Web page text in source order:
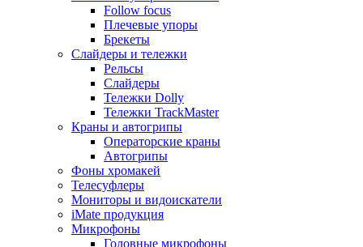
Follow focus
Плечевые упоры
Брекеты
Слайдеры и тележки
Рельсы
Слайдеры
Тележки Dolly
Тележки TrackMaster
Краны и автогрипы
Операторские краны
Автогрипы
Фоны хромакей
Телесуфлеры
Мониторы и видоискатели
iMate продукция
Микрофоны
Головные микрофоны